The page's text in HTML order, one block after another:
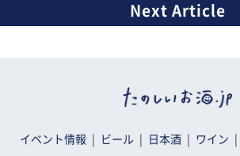
イベント情報 ビール 日本酒 ワイン